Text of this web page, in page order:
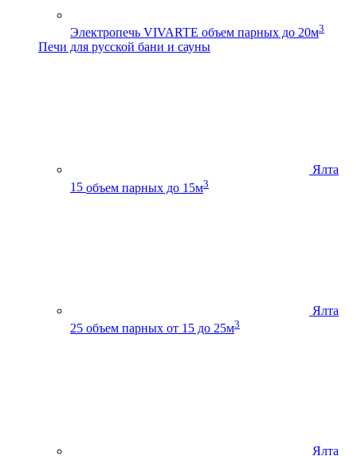
Электропечь VIVARTE объем парных до 20м3
Печи для русской бани и сауны
Ялта
15 объем парных до 15м3
Ялта
25 объем парных от 15 до 25м3
Ялта